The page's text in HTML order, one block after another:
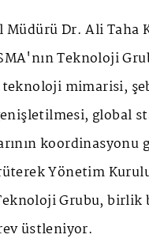
Müdürü Dr. Ali Taha
Teknoloji
mimarisi,
global
koordinasyonu
Yönetim
Grubu, birlik
üstleniyor.